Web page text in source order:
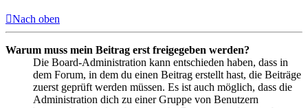
Nach oben
Warum muss mein Beitrag erst freigegeben werden?
Die Board-Administration kann entschieden haben, dass in
dem Forum, in dem du einen Beitrag erstellt hast, die Beiträge
zuerst geprüft werden müssen. Es ist auch möglich, dass die
Administration dich zu einer Gruppe von Benutzern